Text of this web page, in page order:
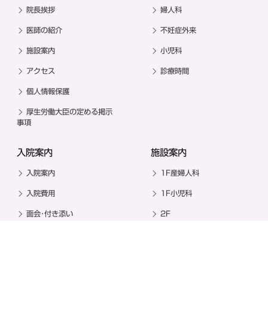
院長挨拶
医師の紹介
施設案内
アクセス
個人情報保護
厚生労働大臣の定める掲示
事項
婦人科
不妊症外来
小児科
診療時間
入院案内
入院案内
入院費用
面会･付き添い
施設案内
1F産婦人科
1F小児科
2F